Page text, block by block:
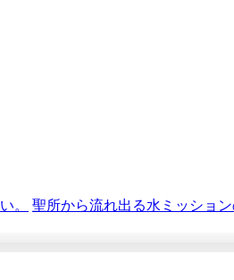
。 聖所から流れ出る水ミッショ